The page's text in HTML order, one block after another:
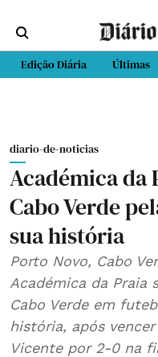
Edição Diária Últimas
diario-de-noticias
Académica da
Cabo Verde
sua história
Porto Novo, Cabo
Académica da Praia
Cabo Verde em
história, após
Vicente por 2-0 na